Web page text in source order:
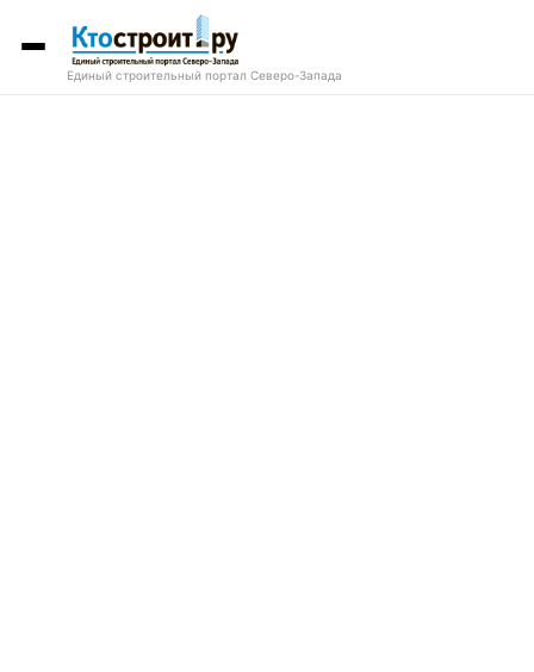
Единый строительный портал Северо-Запада